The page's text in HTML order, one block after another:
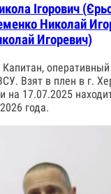
Ігорович
Николай
Игоревич)
Капитан,
Взят в плен в г.
на 17.07.2025
года.